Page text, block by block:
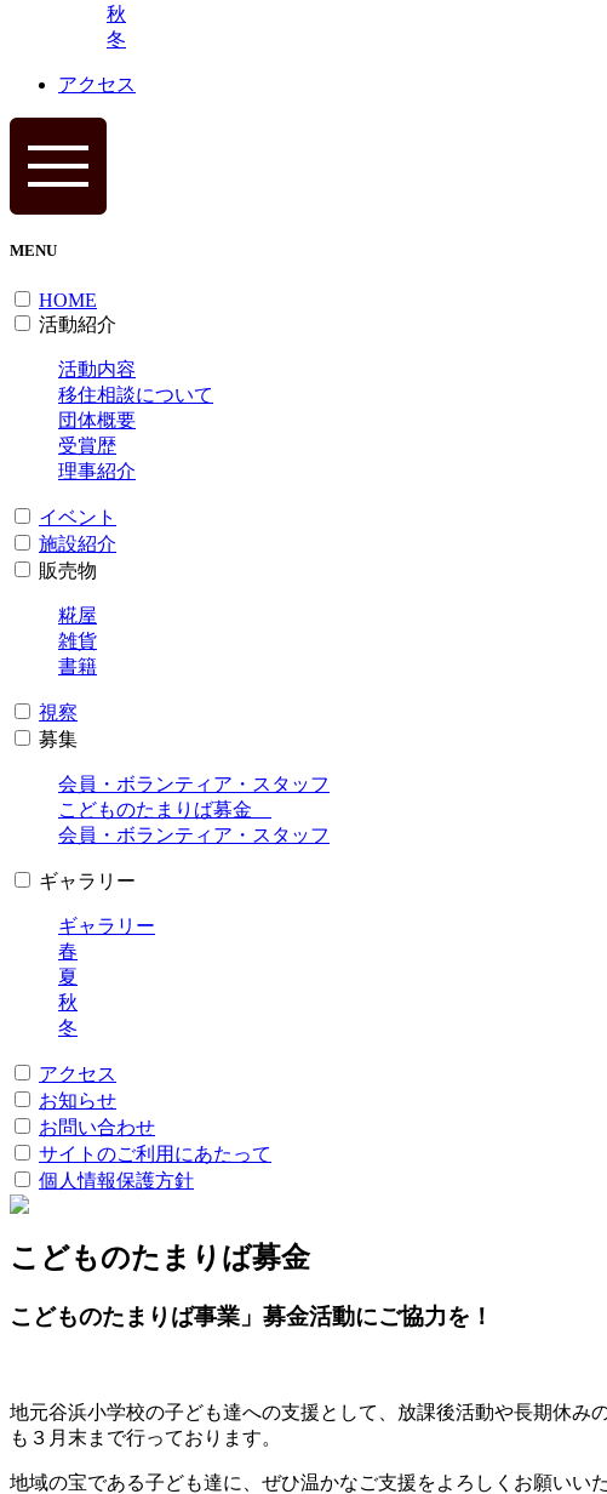
秋
冬
アクセス
MENU
HOME
活動紹介
活動内容
移住相談について
団体概要
受賞歴
理事紹介
イベント
施設紹介
販売物
糀屋
雑貨
書籍
視察
募集
会員・ボランティア・スタッフ
こどものたまりば募金
会員・ボランティア・スタッフ
ギャラリー
ギャラリー
春
夏
秋
冬
アクセス
お知らせ
お問い合わせ
サイトのご利用にあたって
個人情報保護方針
こどものたまりば募金
こどものたまりば事業」募金活動にご協力を！
地元谷浜小学校の子ども達への支援として、放課後活動や長期休
も３月末まで行っております。
地域の宝である子ども達に、ぜひ温かなご支援をよろしくお願いい